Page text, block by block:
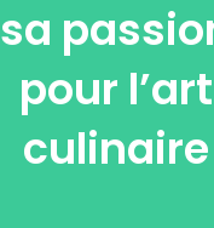
sa
pour l’art
culinaire